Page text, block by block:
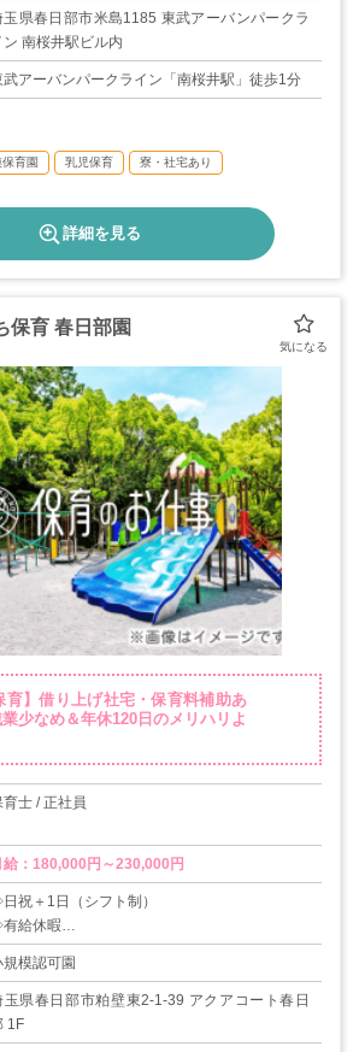
玉県春日部市米島1185 東武アーバンパークラ
ン 南桜井駅ビル内
武アーバンパークライン「南桜井駅」徒歩1分
育園 乳児保育 寮・社宅あり
詳細を見る
保育 春日部園
育】借り上げ社宅・保育料補助あ
少なめ＆年休120日のメリハリよ
育士 / 正社員
給：180,000円～230,000円
祝＋1日（シフト制）
給休暇
年間休日120日
規模認可園
玉県春日部市粕壁東2-1-39 アクアコート春日
1F